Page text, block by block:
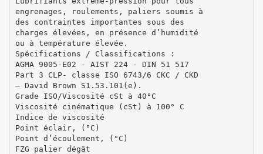
engrenages, roulements, paliers soumis à
des contraintes importantes sous des
charges élevées, en présence d’humidité
ou à température élevée.
Spécifications / Classifications :
AGMA 9005-E02 - AIST 224 - DIN 51 517
Part 3 CLP- classe ISO 6743/6 CKC / CKD
– David Brown S1.53.101(e).
Grade ISO/Viscosité cSt à 40°C
Viscosité cinématique (cSt) à 100° C
Indice de viscosité
Point éclair, (°C)
Point d’écoulement, (°C)
FZG palier dégât